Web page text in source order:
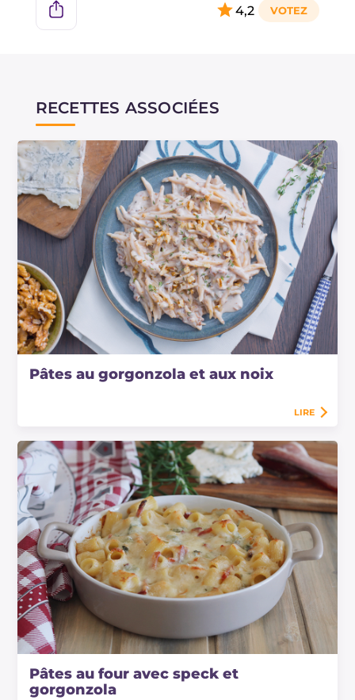
4,2
RECETTES ASSOCIÉES
Pâtes au gorgonzola et aux noix
LIRE
Pâtes au four avec speck et
gorgonzola